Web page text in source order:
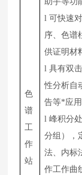
色
谱
工
作
站
l可快速
序、色谱
供证明材
l具有双
性分析自
告等*应
l峰积分
分组），
法、内标
作工作曲